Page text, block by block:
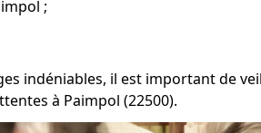
;
indéniables, il est important de
à Paimpol (22500).